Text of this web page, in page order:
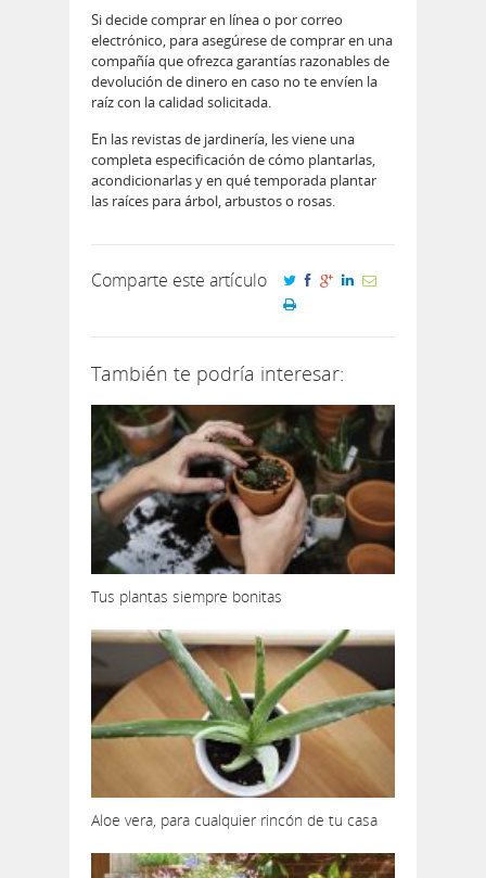
Si decide comprar en línea o por correo
electrónico, para asegúrese de comprar en una
compañía que ofrezca garantías razonables de
devolución de dinero en caso no te envíen la
raíz con la calidad solicitada.
En las revistas de jardinería, les viene una
completa especificación de cómo plantarlas,
acondicionarlas y en qué temporada plantar
las raíces para árbol, arbustos o rosas.
Comparte este artículo
También te podría interesar:
Tus plantas siempre bonitas
Aloe vera, para cualquier rincón de tu casa